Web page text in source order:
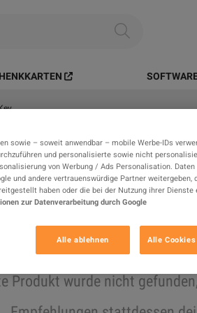
Digitale Produkte In-
Produkt wurde nicht
sowie – soweit anwendbar – mobile Werbe-IDs
und personalisierte sowie nicht
von Werbung / Ads Personalisation. Daten
und andere vertrauenswürdige Partner weitergeben,
haben oder die bei der Nutzung ihrer Dienste
zur Datenverarbeitung durch Google
Alle ablehnen Alle